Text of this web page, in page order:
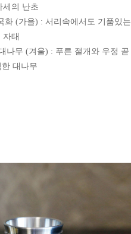
세의 난초
에서도 기품있는
자태
절개와 우정 곧
대나무